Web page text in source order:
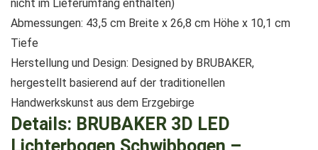
nicht im Lieferumfang enthalten)
Abmessungen: 43,5 cm Breite x 26,8 cm Höhe x 10,1 cm
Tiefe
Herstellung und Design: Designed by BRUBAKER,
hergestellt basierend auf der traditionellen
Handwerkskunst aus dem Erzgebirge
Details: BRUBAKER 3D LED